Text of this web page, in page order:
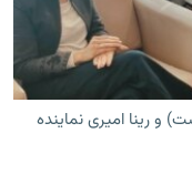
رینا امیری نماینده